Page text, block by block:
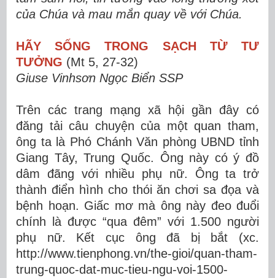
của Chúa và mau mắn quay về với Chúa.
HÃY SỐNG TRONG SẠCH TỪ TƯ
TƯỞNG (Mt 5, 27-32)
Giuse Vinhsơn Ngọc Biển SSP
Trên các trang mạng xã hội gần đây có
đăng tải câu chuyện của một quan tham,
ông ta là Phó Chánh Văn phòng UBND tỉnh
Giang Tây, Trung Quốc. Ông này có ý đồ
dâm đãng với nhiều phụ nữ. Ông ta trở
thành điển hình cho thói ăn chơi sa đọa và
bệnh hoạn. Giấc mơ mà ông này đeo đuổi
chính là được “qua đêm” với 1.500 người
phụ nữ. Kết cục ông đã bị bắt (xc.
http://www.tienphong.vn/the-gioi/quan-tham-
trung-quoc-dat-muc-tieu-ngu-voi-1500-